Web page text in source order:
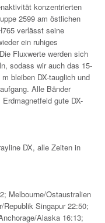
konzentrierten
2599 am östlichen
verlässt seine
ein ruhiges
Fluxwerte werden sich
sodass wir auch das 15-
bleiben DX-tauglich und
Alle Bänder
gute DX-
DX, alle Zeiten in
Melbourne/Ostaustralien
Singapur 22:50;
Alaska 16:13;